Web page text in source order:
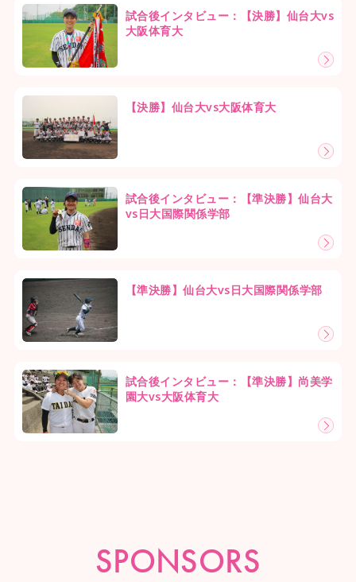
試合後インタビュー：【決勝】仙台大vs
大阪体育大
【決勝】仙台大vs大阪体育大
試合後インタビュー：【準決勝】仙台大
vs日大国際関係学部
【準決勝】仙台大vs日大国際関係学部
試合後インタビュー：【準決勝】尚美学
園大vs大阪体育大
SPONSORS